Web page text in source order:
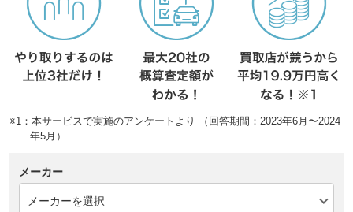
※1：本サービスで実施のアンケートより （回答期間：2023年6月〜2024
年5月）
メーカー